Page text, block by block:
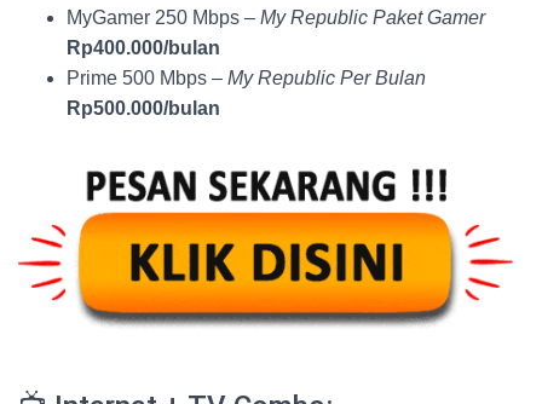
MyGamer 250 Mbps – My Republic Paket Gamer
Rp400.000/bulan
Prime 500 Mbps – My Republic Per Bulan
Rp500.000/bulan